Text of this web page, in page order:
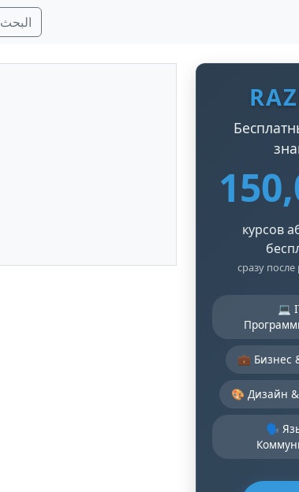
البحث
курсов
сразу
💻
💼 Бизнес
🎨 Дизайн
🗣️